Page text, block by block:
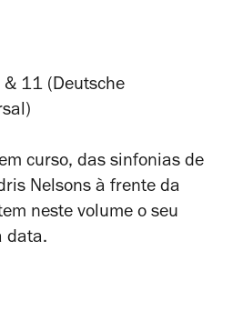
& 11 (Deutsche
curso, das sinfonias de
Nelsons à frente da
neste volume o seu
data.